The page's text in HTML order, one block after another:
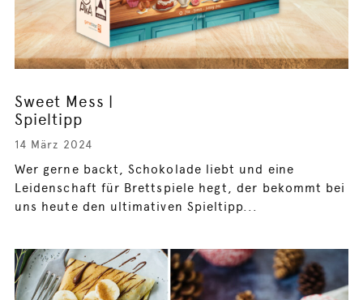
Sweet Mess |
Spieltipp
14 März 2024
Wer gerne backt, Schokolade liebt und eine
Leidenschaft für Brettspiele hegt, der bekommt bei
uns heute den ultimativen Spieltipp...